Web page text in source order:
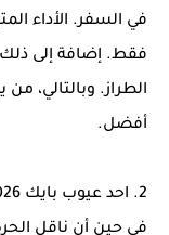
في السفر. الأداء
فقط. إضافة إلى
الطراز. وبالتالي،
أفضل.
2. احد عيوب بايك U5 PLUS 2026 ناقل الحركة CVT